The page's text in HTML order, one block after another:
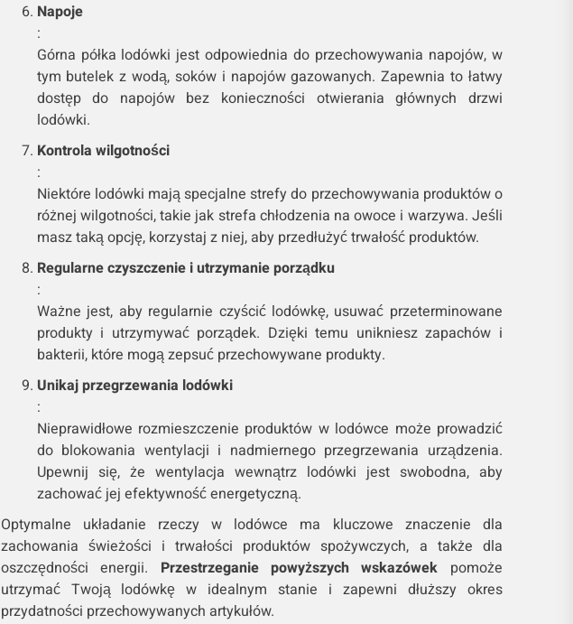
Napoje
:
Górna półka lodówki jest odpowiednia do przechowywania napojów, w
tym butelek z wodą, soków i napojów gazowanych. Zapewnia to łatwy
dostęp do napojów bez konieczności otwierania głównych drzwi
lodówki.
Kontrola wilgotności
:
Niektóre lodówki mają specjalne strefy do przechowywania produktów o
różnej wilgotności, takie jak strefa chłodzenia na owoce i warzywa. Jeśli
masz taką opcję, korzystaj z niej, aby przedłużyć trwałość produktów.
Regularne czyszczenie i utrzymanie porządku
:
Ważne jest, aby regularnie czyścić lodówkę, usuwać przeterminowane
produkty i utrzymywać porządek. Dzięki temu unikniesz zapachów i
bakterii, które mogą zepsuć przechowywane produkty.
Unikaj przegrzewania lodówki
:
Nieprawidłowe rozmieszczenie produktów w lodówce może prowadzić
do blokowania wentylacji i nadmiernego przegrzewania urządzenia.
Upewnij się, że wentylacja wewnątrz lodówki jest swobodna, aby
zachować jej efektywność energetyczną.
Optymalne układanie rzeczy w lodówce ma kluczowe znaczenie dla
zachowania świeżości i trwałości produktów spożywczych, a także dla
oszczędności energii. Przestrzeganie powyższych wskazówek pomoże
utrzymać Twoją lodówkę w idealnym stanie i zapewni dłuższy okres
przydatności przechowywanych artykułów.